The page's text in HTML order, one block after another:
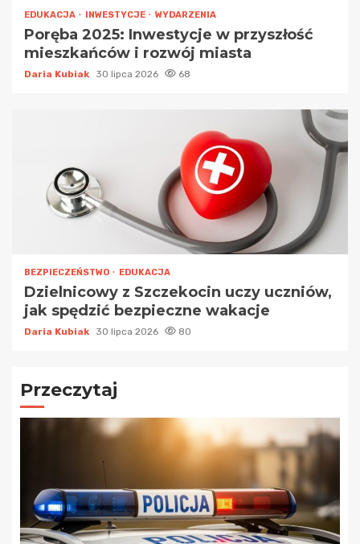
EDUKACJA INWESTYCJE WYDARZENIA
Poręba 2025: Inwestycje w przyszłość
mieszkańców i rozwój miasta
Daria Kubiak 30 lipca 2026 68
BEZPIECZEŃSTWO EDUKACJA
Dzielnicowy z Szczekocin uczy uczniów,
jak spędzić bezpieczne wakacje
Daria Kubiak 30 lipca 2026 80
Przeczytaj